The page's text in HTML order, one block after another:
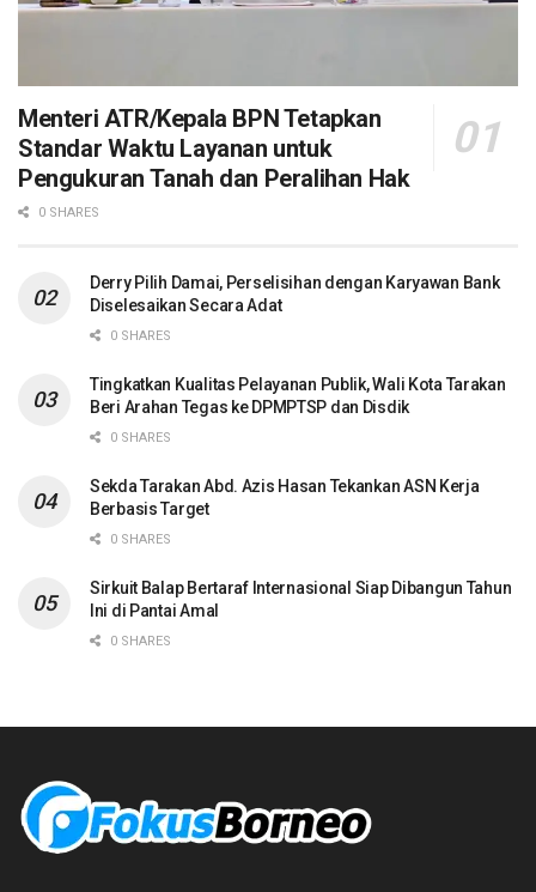
Menteri ATR/Kepala BPN Tetapkan
Standar Waktu Layanan untuk
Pengukuran Tanah dan Peralihan Hak
0 SHARES
Derry Pilih Damai, Perselisihan dengan Karyawan Bank
Diselesaikan Secara Adat
0 SHARES
Tingkatkan Kualitas Pelayanan Publik, Wali Kota Tarakan
Beri Arahan Tegas ke DPMPTSP dan Disdik
0 SHARES
Sekda Tarakan Abd. Azis Hasan Tekankan ASN Kerja
Berbasis Target
0 SHARES
Sirkuit Balap Bertaraf Internasional Siap Dibangun Tahun
Ini di Pantai Amal
0 SHARES